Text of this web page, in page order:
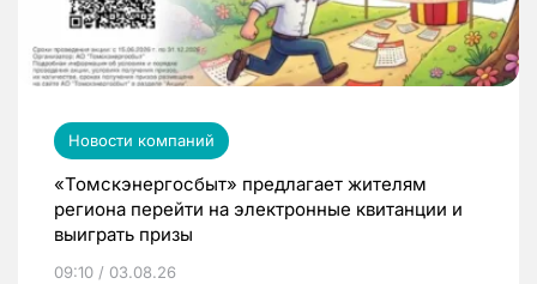
Новости компаний
«Томскэнергосбыт» предлагает жителям
региона перейти на электронные квитанции и
выиграть призы
09:10 / 03.08.26